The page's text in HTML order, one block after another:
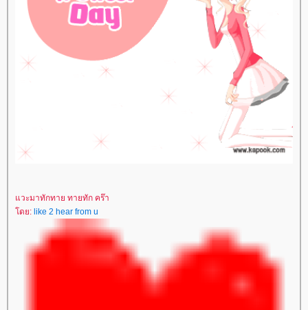
วะมาทักทาย ทายทัก คร๊า
ดย: like 2 hear from u